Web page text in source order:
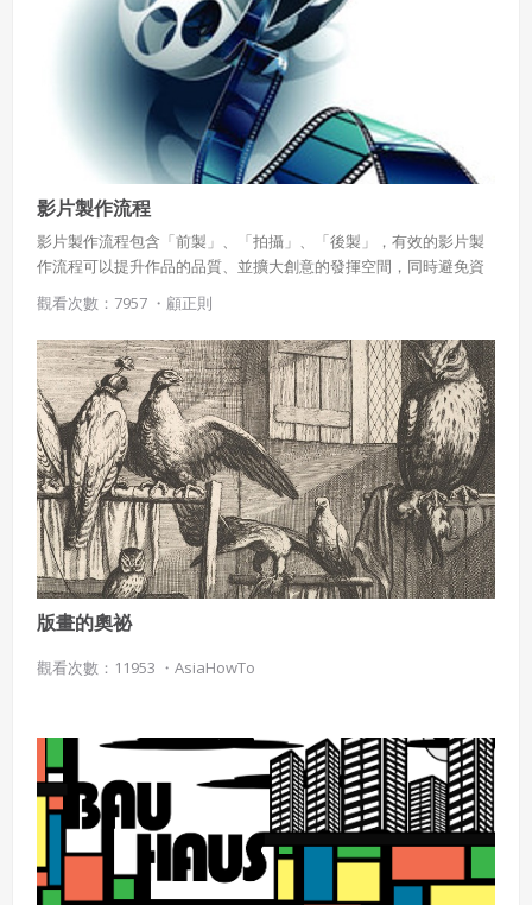
影片製作流程
影片製作流程包含「前製」、「拍攝」、「後製」，有效的影片製
作流程可以提升作品的品質、並擴大創意的發揮空間，同時避免資
源浪費與資訊缺無法效溝通等問題
觀看次數：7957 ・ 顧正則
版畫的奧祕
觀看次數：11953 ・ AsiaHowTo